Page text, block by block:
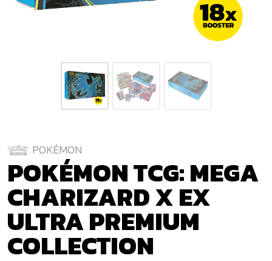
POKÉMON
POKÉMON TCG: MEGA
CHARIZARD X EX
ULTRA PREMIUM
COLLECTION